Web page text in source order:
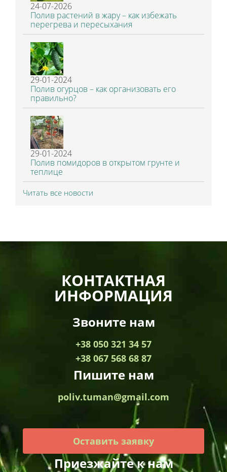
24-07-2026
Полив растений в жару – как избежать
перегрева и пересыхания
29-01-2024
Полив огурцов – как организовать его
правильно?
29-01-2024
Полив помидоров в открытом грунте и
теплице
Читать все новости
КОНТАКТНАЯ
ИНФОРМАЦИЯ
Звоните нам
+38 050 321 34 57
+38 067 568 68 87
Пишите нам
poliv.tuman@gmail.com
Оставить заявку
Приезжайте к нам